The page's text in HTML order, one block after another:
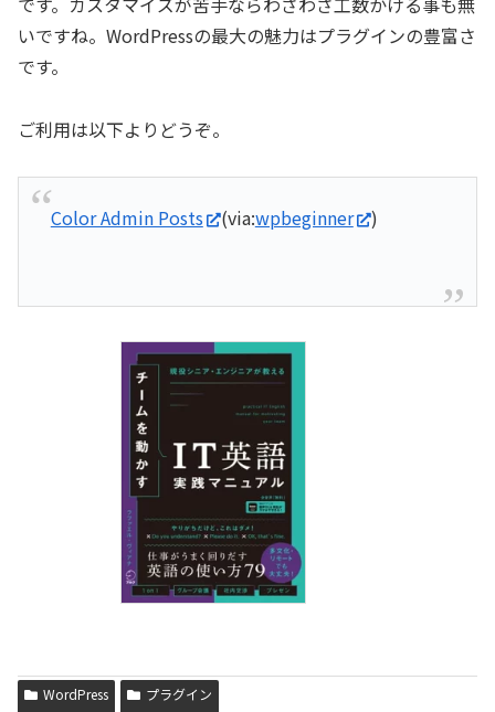
いですね。WordPressの最大の魅力はプラグインの豊富さ
です。
ご利用は以下よりどうぞ。
Color Admin Posts (via:wpbeginner )
WordPress プラグイン